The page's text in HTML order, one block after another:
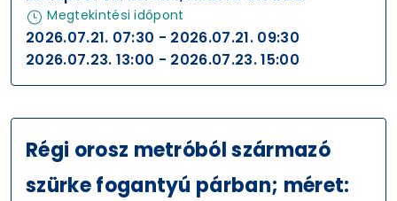
Megtekintési időpont
2026.07.21. 07:30 - 2026.07.21. 09:30
2026.07.23. 13:00 - 2026.07.23. 15:00
Régi orosz metróból származó
szürke fogantyú párban; méret: